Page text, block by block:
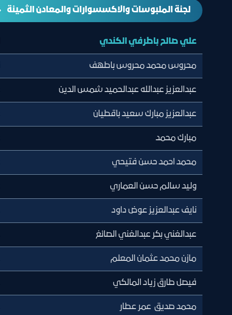
لجنة الملبوسات والاكسسوارات والمعادن الثمينة
علي صالح باطرفي الكندي
محروس محمد محروس باطهف
عبدالعزيز عبدالله عبدالحميد شمس الدين
عبدالعزيز مبارك سعيد باقطيان
مبارك محمد
محمد احمد حسن فتيحي
وليد سالم حسن العماري
نايف عبدالعزيز عوض داود
عبدالغني بكر عبدالغني الصائغ
مازن محمد عثمان المعلم
فيصل طارق زياد المالكي
محمد صديق عمر عطار